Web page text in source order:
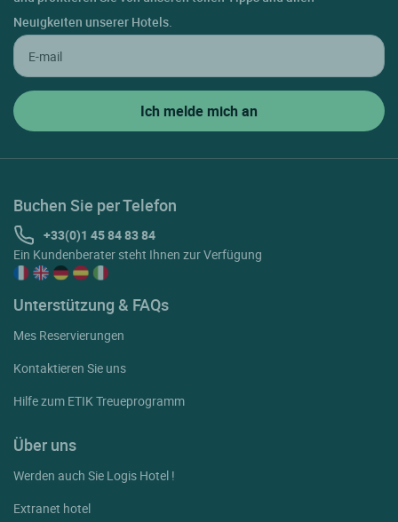
Neuigkeiten unserer Hotels.
Buchen Sie per Telefon
+33(0)1 45 84 83 84
Ein Kundenberater steht Ihnen zur Verfügung
Unterstützung & FAQs
Mes Reservierungen
Kontaktieren Sie uns
Hilfe zum ETIK Treueprogramm
Über uns
Werden auch Sie Logis Hotel !
Extranet hotel